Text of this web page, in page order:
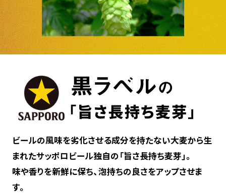
ビールの風味を劣化させる成分を持たない大麦から生
まれたサッポロビール独自の「旨さ長持ち麦芽」。
味や香りを新鮮に保ち、泡持ちの良さをアップさせま
す。